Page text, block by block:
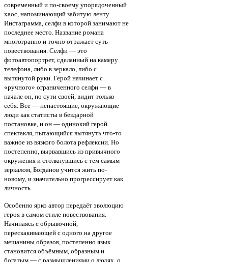
современный и по-своему упорядоченный
хаос, напоминающий забитую ленту
Инстаграмма, селфи в которой занимают не
последнее место. Название романа
многогранно и точно отражает суть
повествования. Селфи — это
фотоавтопортрет, сделанный на камеру
телефона, либо в зеркало, либо с
вытянутой руки. Герой начинает с
«ручного» ограниченного селфи — в
начале он, по сути своей, видит только
себя. Все — ненастоящие, окружающие
люди как статисты в бездарной
постановке, и он — одинокий герой
спектакля, пытающийся вытянуть что-то
важное из вязкого болота рефлексии. Но
постепенно, вырвавшись из привычного
окружения и столкнувшись с тем самым
зеркалом, Богданов учится жить по-
новому, и значительно прогрессирует как
личность.
Особенно ярко автор передаёт эволюцию
героя в самом стиле повествования.
Начинаясь с обрывочной,
перескакивающей с одного на другое
мешанины образов, постепенно язык
становится объёмным, образным и
богатым — с размышлениями о людях, о